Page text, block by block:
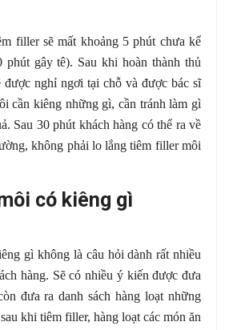
filler sẽ mất khoảng 5 phút chưa kể
phút gây tê). Sau khi hoàn thành thủ
được nghỉ ngơi tại chỗ và được bác sĩ
cần kiêng những gì, cần tránh làm gì
Sau 30 phút khách hàng có thể ra về
không phải lo lắng tiêm filler môi
có kiêng gì
gì không là câu hỏi dành rất nhiều
hàng. Sẽ có nhiều ý kiến được đưa
đưa ra danh sách hàng loạt những
khi tiêm filler, hàng loạt các món ăn